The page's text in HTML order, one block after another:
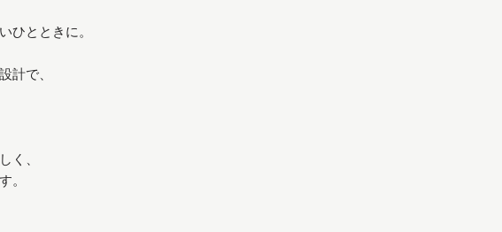
ひとときに。
計で、
く、
。